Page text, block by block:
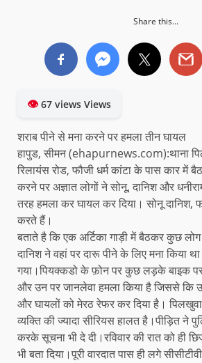
Share this...
👁67 views Views
शराब पीने से मना करने पर हमला तीन घायल
हापुड, सीमन (ehapurnews.com):थाना
रिलायंस रोड, फौजी धर्म कांटा के पास कार में
करने पर अज्ञात लोगों ने सोनू, दानिश और
तरह हमला कर घायल कर दिया। सोनू दानिश,
करते हैं।
बताते है कि एक अर्टिका गाड़ी में बैठकर कुछ
दानिश ने वहां पर दारू पीने के लिए मना किया
गया।पियक्कडो के फ़ोन पर कुछ लड़के बाइक
और उन पर जानलेवा हमला किया है जिससे कि
और घायलों को मेरठ रेफर कर दिया है।
व्यक्ति की ज्यादा सीरियस हालत है।पीड़ित ने
करके सूचना भी दे दी।रविवार की रात को ही
भी बता दिया।पूरी वारदात पास ही लगे